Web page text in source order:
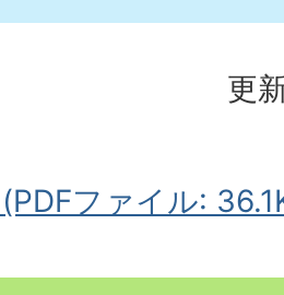
更
ファイル: